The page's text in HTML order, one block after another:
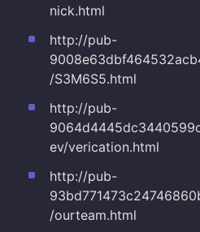
nick.html
http://pub-
/S3M6S5.html
http://pub-
ev/verication.html
http://pub-
/ourteam.html